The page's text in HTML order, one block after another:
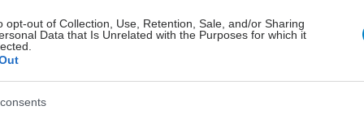
opt-out of Collection, Use, Retention, Sale, and/or Sharing
Data that Is Unrelated with the Purposes for which it
AskBio Inc, μία εταιρεία ανάπτυξης γονιδιακών
που ανήκει εξ ’ολοκλήρου στον όμιλο της Bayer AG.